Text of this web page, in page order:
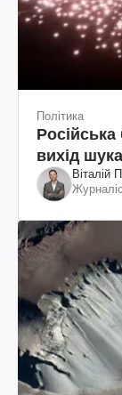
Політика
Російська
вихід
Віталій